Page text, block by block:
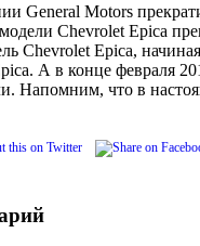
General Motors
Chevrolet Epica
Chevrolet Epica,
А в конце февраля
Напомним, что в